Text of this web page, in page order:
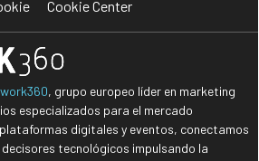
Cookie Center
, grupo europeo líder en marketing
especializados para el mercado
digitales y eventos, conectamos
tecnológicos impulsando la